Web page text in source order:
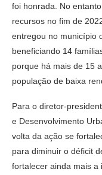
foi honrada. No
recursos no fim de
entregou no município
beneficiando 14
porque há mais de 15
população de baixa
Para o diretor-
e Desenvolvimento
volta da ação se
para diminuir o déficit
fortalecer ainda mais a